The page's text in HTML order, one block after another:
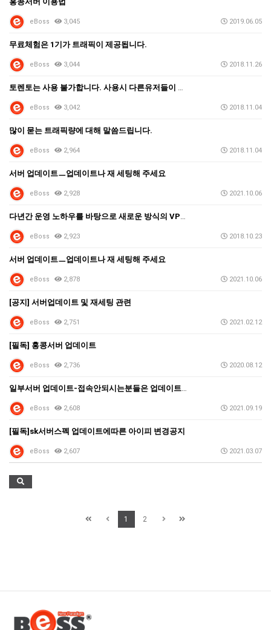
eBoss 3,045 2019.06.05
무료체험은 1기가 트래픽이 제공됩니다.
eBoss 3,044 2018.11.26
토렌토는 사용 불가합니다. 사용시 다른유저들이 영향을 …
eBoss 3,042 2018.11.04
많이 묻는 트래픽량에 대해 말씀드립니다.
eBoss 2,964 2018.11.04
서버 업데이트ㅡ업데이트나 재 세팅해 주세요
eBoss 2,928 2021.10.06
다년간 운영 노하우를 바탕으로 새로운 방식의 VPN을 …
eBoss 2,923 2018.10.23
서버 업데이트ㅡ업데이트나 재 세팅해 주세요
eBoss 2,878 2021.10.06
[공지] 서버업데이트 및 재세팅 관련
eBoss 2,751 2021.02.12
[필독] 홍콩서버 업데이트
eBoss 2,736 2020.08.12
일부서버 업데이트-접속안되시는분들은 업데이트재세팅 해주…
eBoss 2,608 2021.09.19
[필독]sk서버스펙 업데이트에따른 아이피 변경공지
eBoss 2,607 2021.03.07
1 2